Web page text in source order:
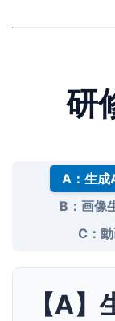
研
A：生成
B：画像
C：
【A